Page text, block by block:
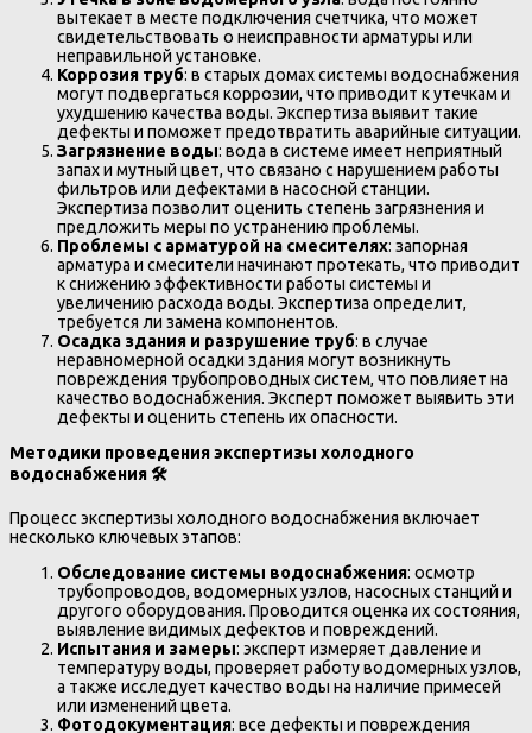
вытекает в месте подключения счетчика, что может
свидетельствовать о неисправности арматуры или
неправильной установке.
Коррозия труб: в старых домах системы водоснабжения
могут подвергаться коррозии, что приводит к утечкам и
ухудшению качества воды. Экспертиза выявит такие
дефекты и поможет предотвратить аварийные ситуации.
Загрязнение воды: вода в системе имеет неприятный
запах и мутный цвет, что связано с нарушением работы
фильтров или дефектами в насосной станции.
Экспертиза позволит оценить степень загрязнения и
предложить меры по устранению проблемы.
Проблемы с арматурой на смесителях: запорная
арматура и смесители начинают протекать, что приводит
к снижению эффективности работы системы и
увеличению расхода воды. Экспертиза определит,
требуется ли замена компонентов.
Осадка здания и разрушение труб: в случае
неравномерной осадки здания могут возникнуть
повреждения трубопроводных систем, что повлияет на
качество водоснабжения. Эксперт поможет выявить эти
дефекты и оценить степень их опасности.
Методики проведения экспертизы холодного
водоснабжения🛠
Процесс экспертизы холодного водоснабжения включает
несколько ключевых этапов:
Обследование системы водоснабжения: осмотр
трубопроводов, водомерных узлов, насосных станций и
другого оборудования. Проводится оценка их состояния,
выявление видимых дефектов и повреждений.
Испытания и замеры: эксперт измеряет давление и
температуру воды, проверяет работу водомерных узлов,
а также исследует качество воды на наличие примесей
или изменений цвета.
Фотодокументация: все дефекты и повреждения